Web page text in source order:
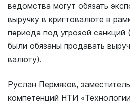
ведомства могут обязать
выручку в криптовалюте в
периода под угрозой санкций
были обязаны продавать
валюту).
Руслан Пермяков,
компетенций НТИ